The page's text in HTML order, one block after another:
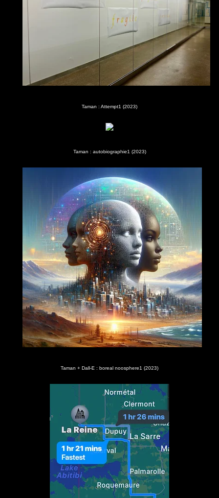
Taman : Attempt1 (2023)
Taman : autobiographie1 (2023)
Taman + Dall-E : boreal noosphere1 (2023)